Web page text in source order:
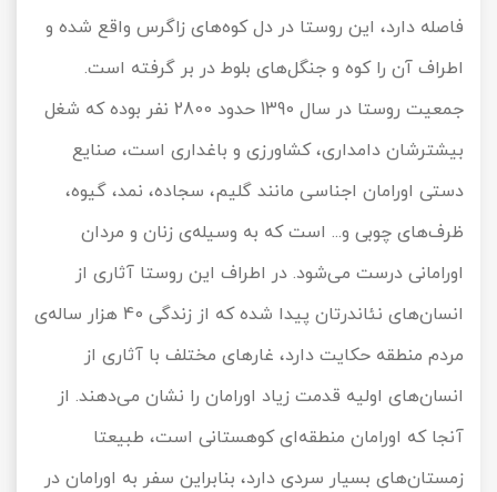
فاصله دارد، این روستا در دل کوه‌های زاگرس واقع شده و
اطراف آن را کوه و جنگل‌های بلوط در بر گرفته است.
جمعیت روستا در سال 1390 حدود 2800 نفر بوده که شغل
بیشترشان دامداری، کشاورزی و باغداری است، صنایع
دستی اورامان اجناسی مانند گلیم، سجاده، نمد، گیوه،
ظرف‌های چوبی و... است که به وسیله‌ی زنان و مردان
اورامانی درست می‌شود. در اطراف این روستا آثاری از
انسان‌های نئاندرتان پیدا شده که از زندگی 40 هزار ساله‌ی
مردم منطقه حکایت دارد، غارهای مختلف با آثاری از
انسان‌های اولیه قدمت زیاد اورامان را نشان می‌دهند. از
آنجا که اورامان منطقه‌ای کوهستانی است، طبیعتا
زمستان‌های بسیار سردی دارد، بنابراین سفر به اورامان در